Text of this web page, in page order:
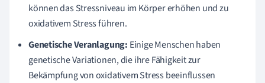
können das Stressniveau im Körper erhöhen und zu
oxidativem Stress führen.
Genetische Veranlagung: Einige Menschen haben
genetische Variationen, die ihre Fähigkeit zur
Bekämpfung von oxidativem Stress beeinflussen